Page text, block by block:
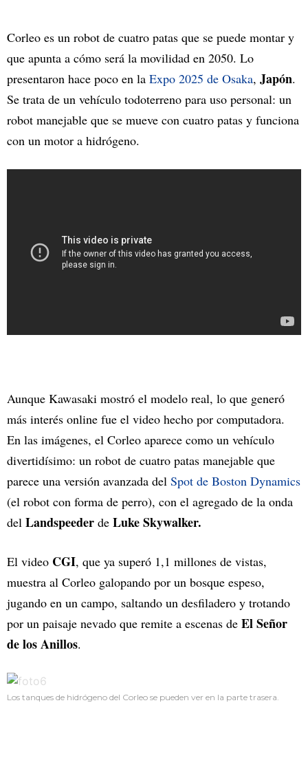
Corleo es un robot de cuatro patas que se puede montar y
que apunta a cómo será la movilidad en 2050. Lo
presentaron hace poco en la Expo 2025 de Osaka, Japón.
Se trata de un vehículo todoterreno para uso personal: un
robot manejable que se mueve con cuatro patas y funciona
con un motor a hidrógeno.
Aunque Kawasaki mostró el modelo real, lo que generó
más interés online fue el video hecho por computadora.
En las imágenes, el Corleo aparece como un vehículo
divertidísimo: un robot de cuatro patas manejable que
parece una versión avanzada del Spot de Boston Dynamics
(el robot con forma de perro), con el agregado de la onda
del Landspeeder de Luke Skywalker.
El video CGI, que ya superó 1,1 millones de vistas,
muestra al Corleo galopando por un bosque espeso,
jugando en un campo, saltando un desfiladero y trotando
por un paisaje nevado que remite a escenas de El Señor
de los Anillos.
Los tanques de hidrógeno del Corleo se pueden ver en la parte trasera.